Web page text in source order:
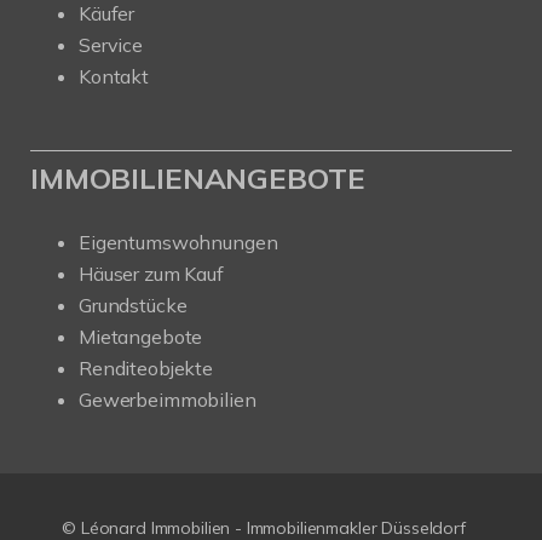
Käufer
Service
Kontakt
IMMOBILIENANGEBOTE
Eigentumswohnungen
Häuser zum Kauf
Grundstücke
Mietangebote
Renditeobjekte
Gewerbeimmobilien
© Léonard Immobilien - Immobilienmakler Düsseldorf